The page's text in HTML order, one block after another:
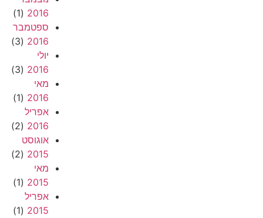
2016
(1)
ספטמבר
2016
(3)
יולי
2016
(3)
מאי
2016
(1)
אפריל
2016
(2)
אוגוסט
2015
(2)
מאי
2015
(1)
אפריל
2015
(1)